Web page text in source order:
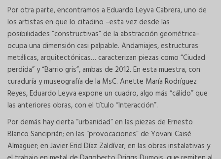
Por otra parte, encontramos a Eduardo Leyva Cabrera, uno de
los artistas en que lo citadino –esta vez desde las
posibilidades “constructivas” de la abstracción geométrica–
ocupa una dimensión casi palpable. Andamiajes, estructuras
metálicas, arquitectónicas… caracterizan piezas como “Ciudad
perdida” y “Barrio gris”, ambas de 2012. En esta muestra, con
curaduría y museografía de la MsC. Anette María Rodríguez
Reyes, Eduardo Leyva expone un cuadro, algo más “cálido” que
las anteriores obras, con el título “Interacción”.
Por demás hay cierta “urbanidad” en las piezas de Ernesto
Blanco Sanciprián; en las “provocaciones” de Yovani Caisé
Almaguer; en Javier Erid Díaz Zaldívar; en las obras instalativas y